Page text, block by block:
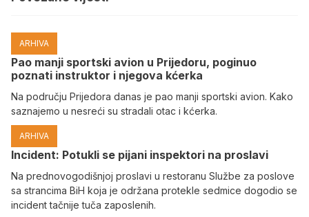
ARHIVA
Pao manji sportski avion u Prijedoru, poginuo
poznati instruktor i njegova kćerka
Na području Prijedora danas je pao manji sportski avion. Kako
saznajemo u nesreći su stradali otac i kćerka.
ARHIVA
Incident: Potukli se pijani inspektori na proslavi
Na prednovogodišnjoj proslavi u restoranu Službe za poslove
sa strancima BiH koja je održana protekle sedmice dogodio se
incident tačnije tuča zaposlenih.